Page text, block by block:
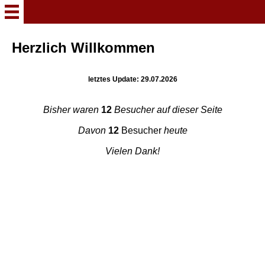
Herzlich Willkommen
Wenn Wagner plötzlich
Herzlich Willkommen
letztes Update: 29.07.2026
Bisher waren 12Besucher auf dieser Seite
Davon 12Besucher heute
Vielen Dank!